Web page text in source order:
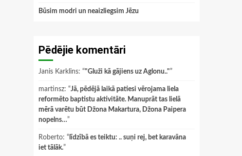
Būsim modri un neaizliegsim Jēzu
Pēdējie komentāri
Janis Karklins: “"Gluži kā gājiens uz Aglonu.."”
martinsz: “Jā, pēdējā laikā patiesi vērojama liela
reformēto baptistu aktivitāte. Manuprāt tas lielā
mērā varētu būt Džona Makartura, Džona Paipera
nopelns…”
Roberto: “ līdzībā es teiktu: .. suņi rej, bet karavāna
iet tālāk.”